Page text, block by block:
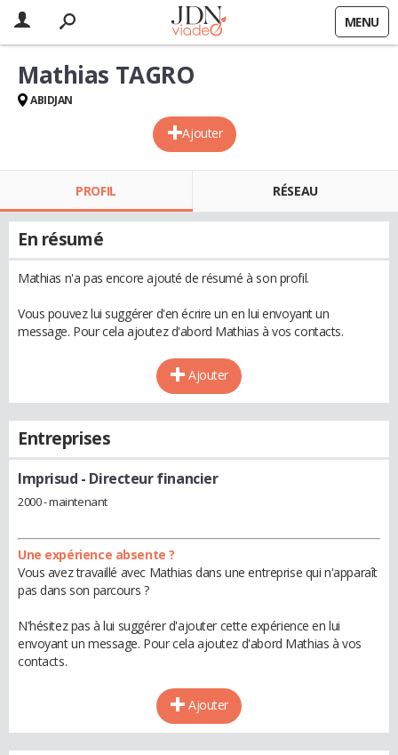
MENU
Ajouter
Mathias TAGRO
ABIDJAN
PROFIL RÉSEAU
En résumé
Mathias n'a pas encore ajouté de résumé à son profil.
Vous pouvez lui suggérer d'en écrire un en lui envoyant un
message. Pour cela ajoutez d'abord Mathias à vos contacts.
Ajouter
Entreprises
Imprisud - Directeur financier
2000 - maintenant
Une expérience absente ?
Vous avez travaillé avec Mathias dans une entreprise qui n'apparaît
pas dans son parcours ?
N'hésitez pas à lui suggérer d'ajouter cette expérience en lui
envoyant un message. Pour cela ajoutez d'abord Mathias à vos
contacts.
Ajouter